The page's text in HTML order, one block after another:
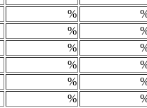
%
%
%
%
%
%